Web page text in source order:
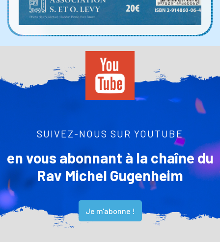
SUIVEZ-NOUS SUR YOUTUBE
en vous abonnant à la chaîne du
Rav Michel Gugenheim
Je m'abonne !